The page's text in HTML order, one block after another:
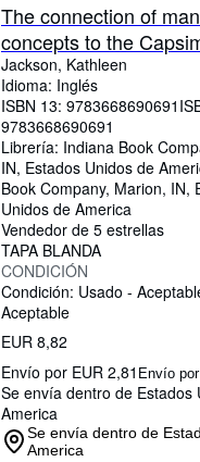
The connection of
concepts to the
Jackson, Kathleen
Idioma: Inglés
ISBN 13: 9783668690691
9783668690691
Librería: Indiana Book
IN, Estados Unidos de
Book Company, Marion, IN,
Unidos de America
Vendedor de 5 estrellas
TAPA BLANDA
CONDICIÓN
Condición: Usado -
Aceptable
EUR 8,82
Envío por EUR 2,81 Envío
Se envía dentro de Estados
America
Se envía dentro de
America